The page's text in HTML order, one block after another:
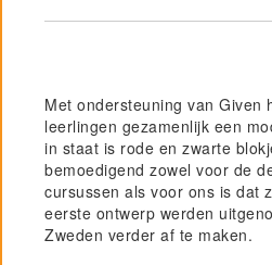
Met ondersteuning van Given
leerlingen gezamenlijk een
in staat is rode en zwarte
bemoedigend zowel voor de
cursussen als voor ons is dat
eerste ontwerp werden
Zweden verder af te maken.